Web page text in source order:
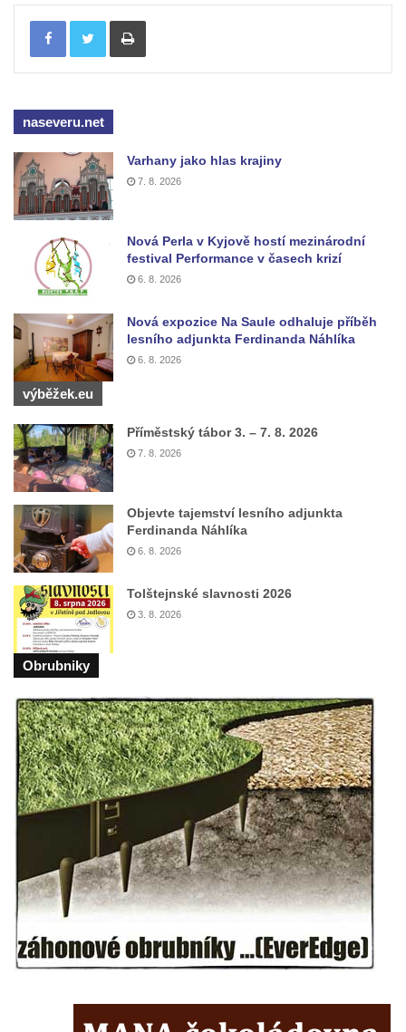
Tisknout
naseveru.net
Varhany jako hlas krajiny
7. 8. 2026
Nová Perla v Kyjově hostí mezinárodní
festival Performance v časech krizí
6. 8. 2026
Nová expozice Na Saule odhaluje příběh
lesního adjunkta Ferdinanda Náhlíka
6. 8. 2026
výběžek.eu
Příměstský tábor 3. – 7. 8. 2026
7. 8. 2026
Objevte tajemství lesního adjunkta
Ferdinanda Náhlíka
6. 8. 2026
Tolštejnské slavnosti 2026
3. 8. 2026
Obrubniky